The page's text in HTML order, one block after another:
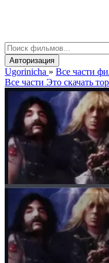
Авторизация
Ugorinicha » Все части
Все части Это скачать